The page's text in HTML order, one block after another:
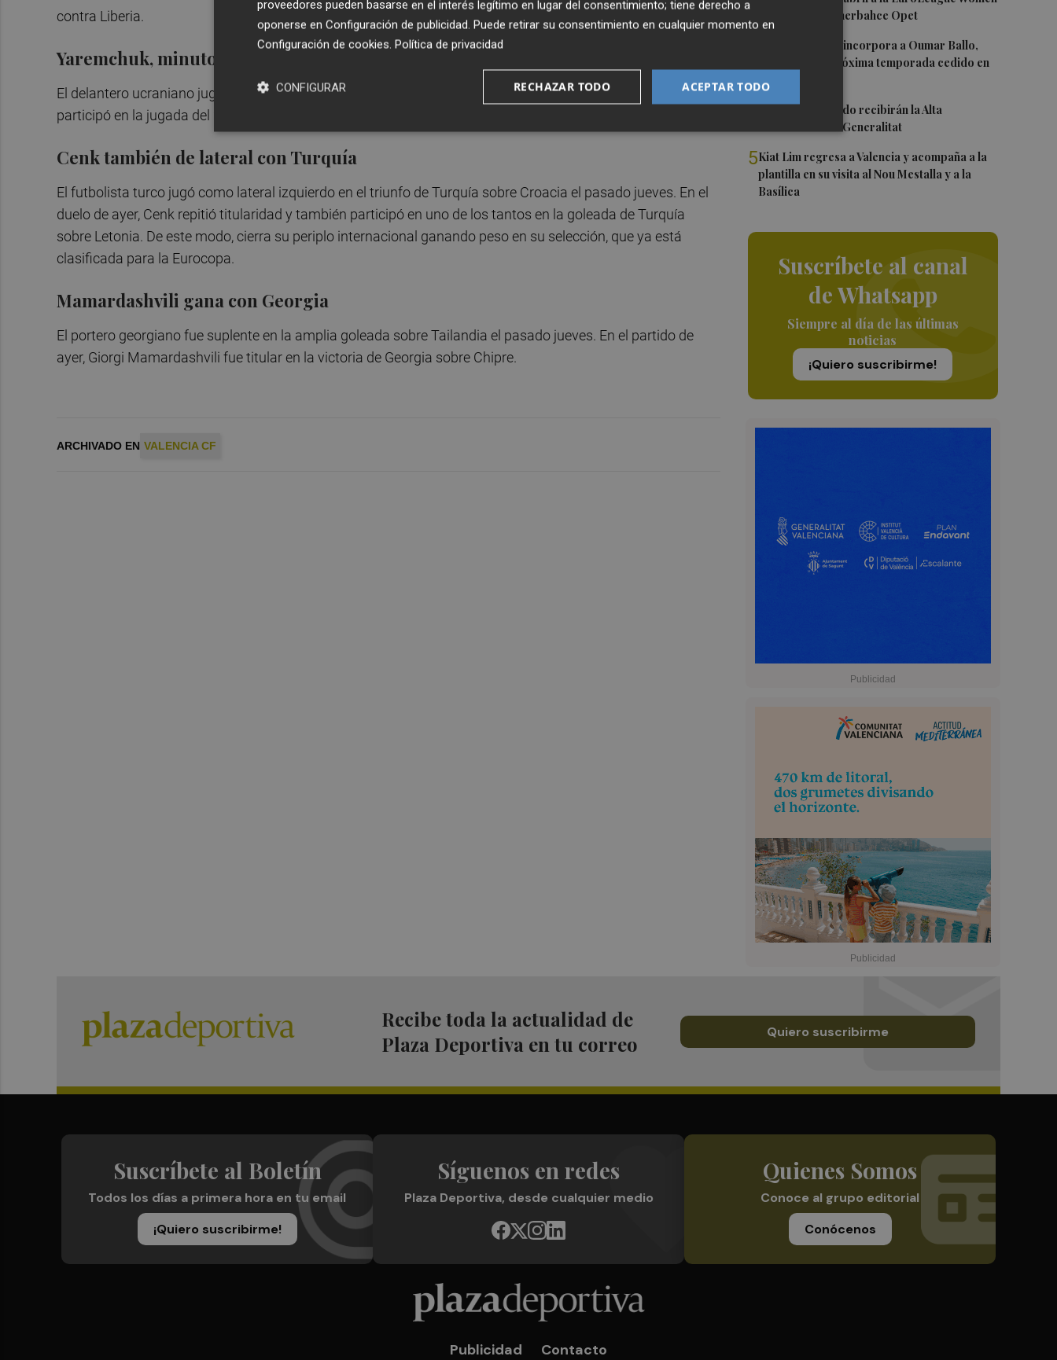
en casa ante Fenerbahce Opet
Valencia Basket incorpora a Oumar Ballo,
que jugará la próxima temporada cedido en
Galatasaray
4Ferran y Grimaldo recibirán la Alta
Distinción de la Generalitat
5Kiat Lim regresa a Valencia y acompaña a la
plantilla en su visita al Nou Mestalla y a la
Basílica
Suscríbete al canal
de Whatsapp
Siempre al día de las últimas
noticias
¡Quiero suscribirme!
contra Liberia.
Yaremchuk, minutos con Ucrania
El delantero ucraniano jugó el último cuarto de hora en el triunfo sobre Macedonia del Norte. El ariete
participó en la jugada del 2-0 y este martes jugará contra Malta.
Cenk también de lateral con Turquía
El futbolista turco jugó como lateral izquierdo en el triunfo de Turquía sobre Croacia el pasado jueves. En el
duelo de ayer, Cenk repitió titularidad y también participó en uno de los tantos en la goleada de Turquía
sobre Letonia. De este modo, cierra su periplo internacional ganando peso en su selección, que ya está
clasificada para la Eurocopa.
Mamardashvili gana con Georgia
El portero georgiano fue suplente en la amplia goleada sobre Tailandia el pasado jueves. En el partido de
ayer, Giorgi Mamardashvili fue titular en la victoria de Georgia sobre Chipre.
ARCHIVADO EN VALENCIA CF
Recibe toda la actualidad de
Plaza Deportiva en tu correo
Quiero suscribirme
Suscríbete al Boletín
Todos los días a primera hora en tu email
¡Quiero suscribirme!
Síguenos en redes
Plaza Deportiva, desde cualquier medio
Quienes Somos
Conoce al grupo editorial
Conócenos
Publicidad Contacto
proveedores pueden basarse en el interés legítimo en lugar del consentimiento; tiene derecho a
oponerse en Configuración de publicidad. Puede retirar su consentimiento en cualquier momento en
Configuración de cookies. Política de privacidad
ACEPTAR TODO
RECHAZAR TODO
CONFIGURAR